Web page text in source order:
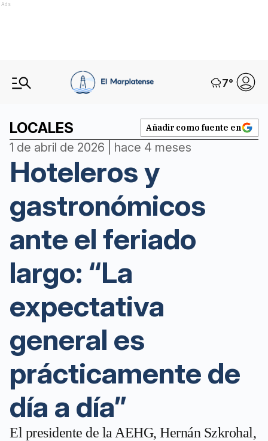
Ads
7°
LOCALES Añadir como fuente en
1 de abril de 2026 | hace 4 meses
Hoteleros y
gastronómicos
ante el feriado
largo: “La
expectativa
general es
prácticamente de
día a día”
El presidente de la AEHG, Hernán Szkrohal,